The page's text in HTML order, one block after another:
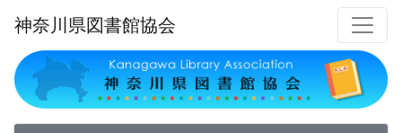
神奈川県図書館協会